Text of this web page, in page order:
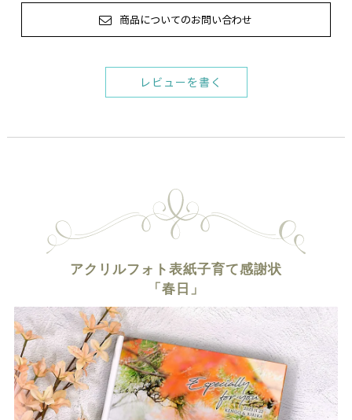
商品についてのお問い合わせ
レビューを書く
アクリルフォト表紙子育て感謝状
「春日」